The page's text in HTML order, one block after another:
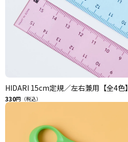
HIDARI 15cm定規／左右兼用【全4色】
330円（税込）